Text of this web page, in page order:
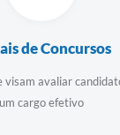
de Concursos
visam avaliar
um cargo efetivo